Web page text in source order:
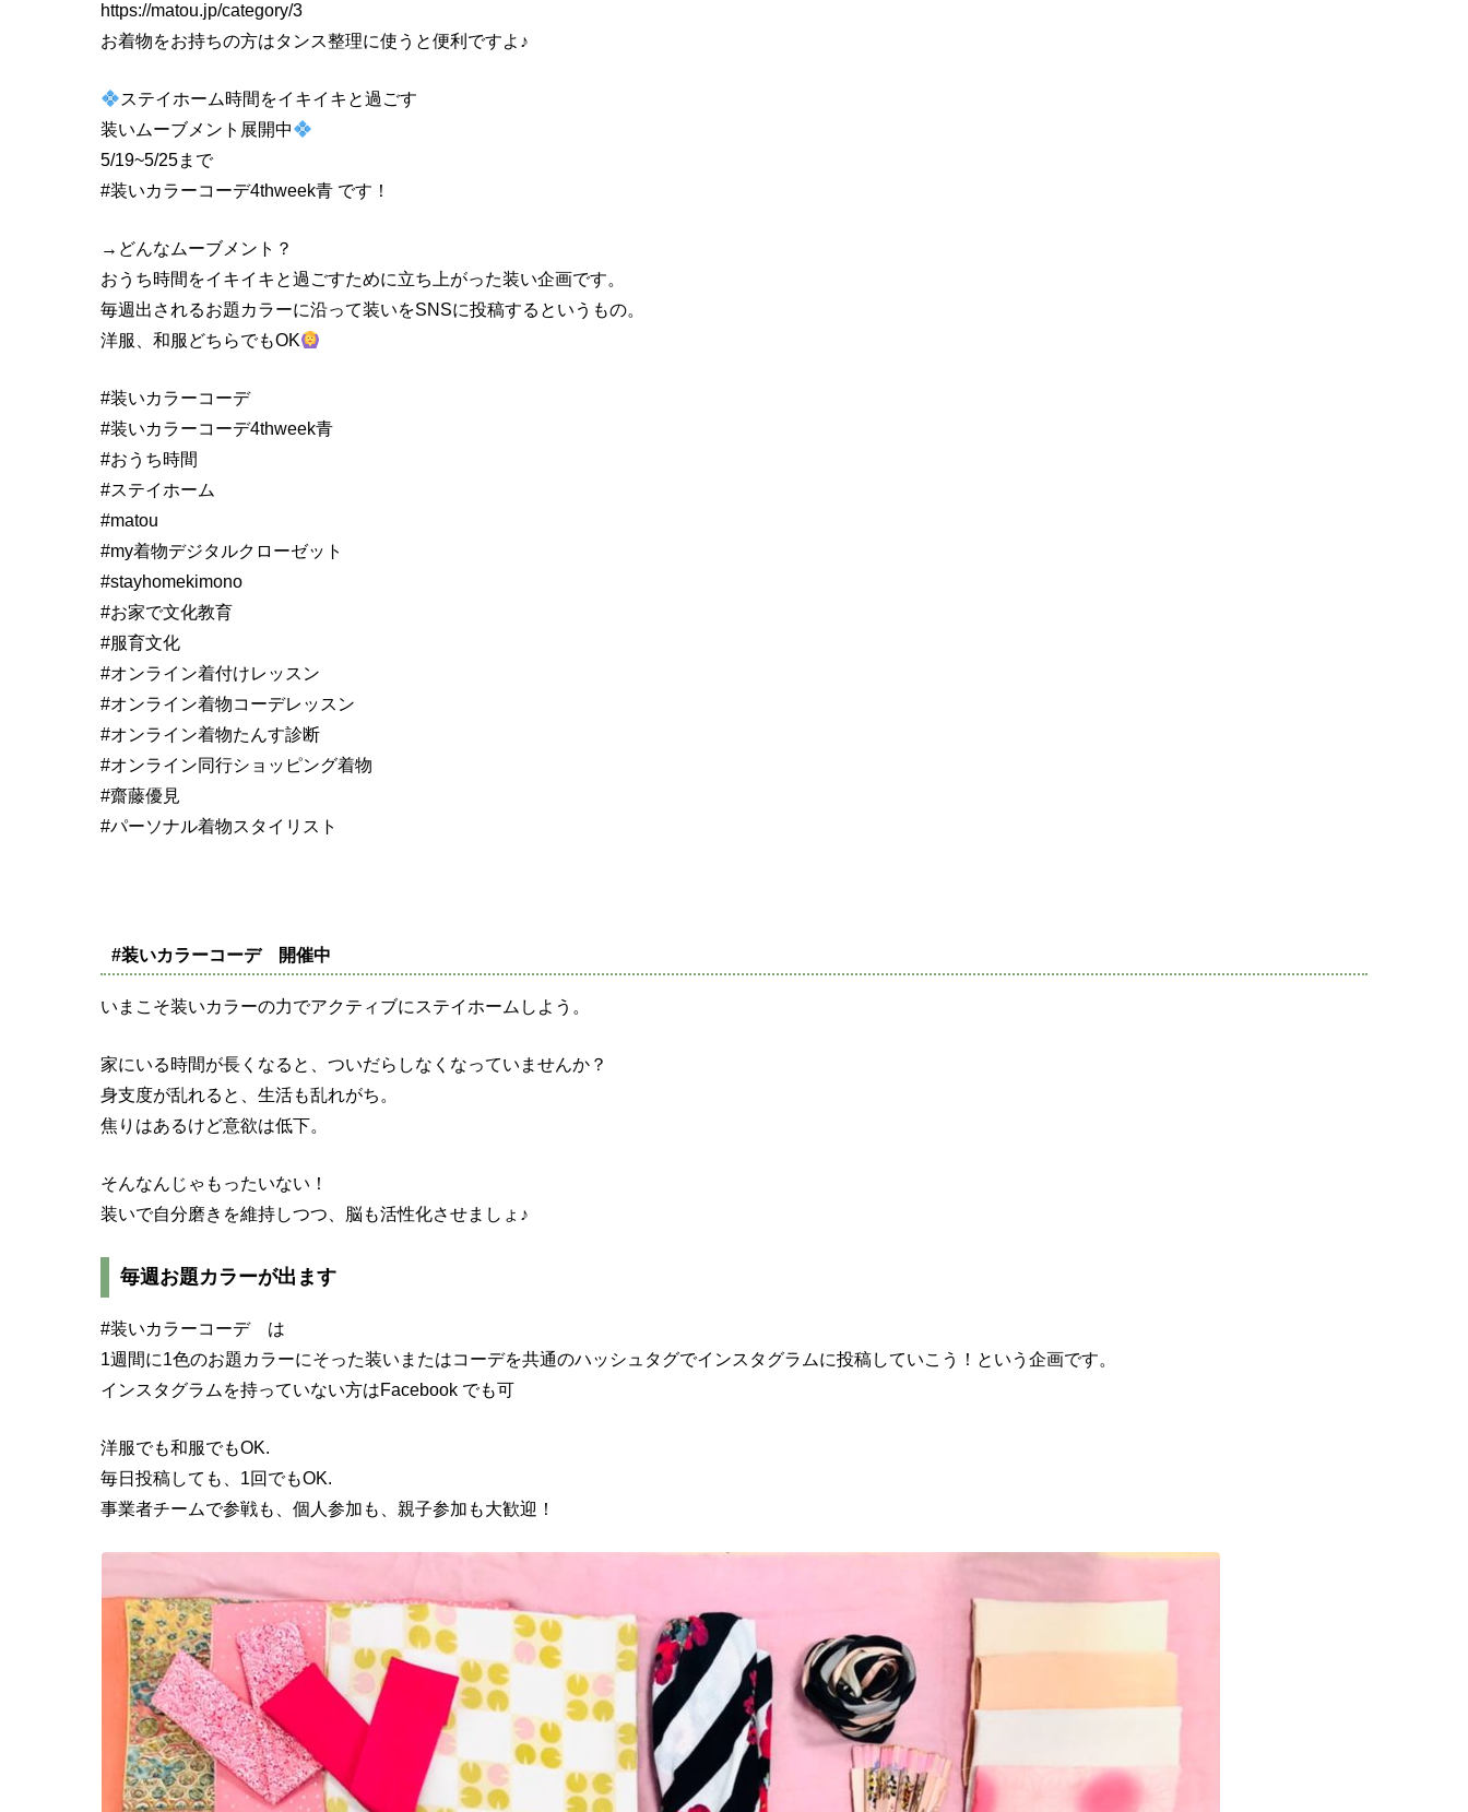
https://matou.jp/category/3
お着物をお持ちの方はタンス整理に使うと便利ですよ♪
ステイホーム時間をイキイキと過ごす
装いムーブメント展開中
5/19~5/25まで
#装いカラーコーデ4thweek青 です！
→どんなムーブメント？
おうち時間をイキイキと過ごすために立ち上がった装い企画です。
毎週出されるお題カラーに沿って装いをSNSに投稿するというもの。
洋服、和服どちらでもOK
#装いカラーコーデ
#装いカラーコーデ4thweek青
#おうち時間
#ステイホーム
#matou
#my着物デジタルクローゼット
#stayhomekimono
#お家で文化教育
#服育文化
#オンライン着付けレッスン
#オンライン着物コーデレッスン
#オンライン着物たんす診断
#オンライン同行ショッピング着物
#齋藤優見
#パーソナル着物スタイリスト
#装いカラーコーデ 開催中
いまこそ装いカラーの力でアクティブにステイホームしよう。
家にいる時間が長くなると、ついだらしなくなっていませんか？
身支度が乱れると、生活も乱れがち。
焦りはあるけど意欲は低下。
そんなんじゃもったいない！
装いで自分磨きを維持しつつ、脳も活性化させましょ♪
毎週お題カラーが出ます
#装いカラーコーデ は
1週間に1色のお題カラーにそった装いまたはコーデを共通のハッシュタグでインスタグラムに投稿していこう！という企画です。
インスタグラムを持っていない方はFacebook でも可
洋服でも和服でもOK.
毎日投稿しても、1回でもOK.
事業者チームで参戦も、個人参加も、親子参加も大歓迎！